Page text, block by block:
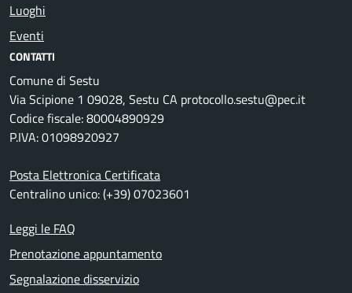
Luoghi
Eventi
CONTATTI
Comune di Sestu
Via Scipione 1 09028, Sestu CA protocollo.sestu@pec.it
Codice fiscale: 80004890929
P.IVA: 01098920927
Posta Elettronica Certificata
Centralino unico: (+39) 07023601
Leggi le FAQ
Prenotazione appuntamento
Segnalazione disservizio